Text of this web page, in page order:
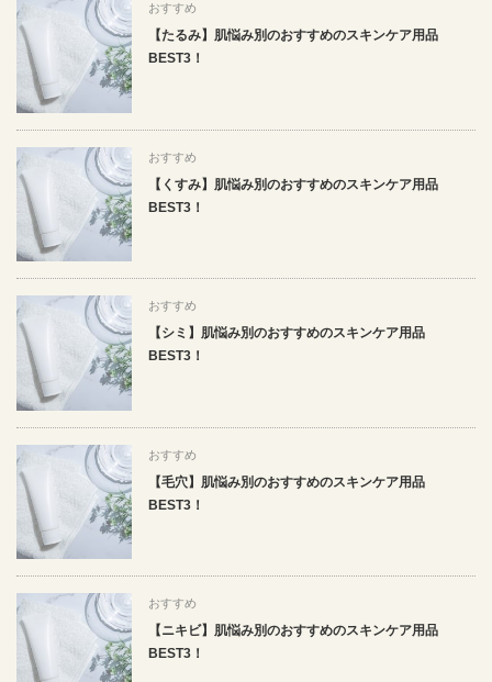
おすすめ
【たるみ】肌悩み別のおすすめのスキンケア用品
BEST3！
おすすめ
【くすみ】肌悩み別のおすすめのスキンケア用品
BEST3！
おすすめ
【シミ】肌悩み別のおすすめのスキンケア用品
BEST3！
おすすめ
【毛穴】肌悩み別のおすすめのスキンケア用品
BEST3！
おすすめ
【ニキビ】肌悩み別のおすすめのスキンケア用品
BEST3！